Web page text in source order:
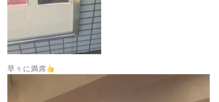
早々に満席